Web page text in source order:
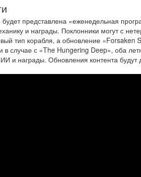
будет представлена «еженедельная
и награды. Поклонники могут с
тип корабля, а обновление
в случае с «The Hungering Deep», оба
и награды. Обновления контента